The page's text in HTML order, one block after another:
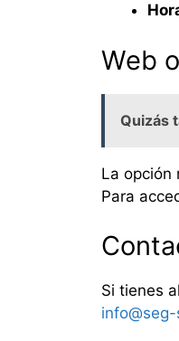
Web
Quizás
La opción
Para
Si tienes